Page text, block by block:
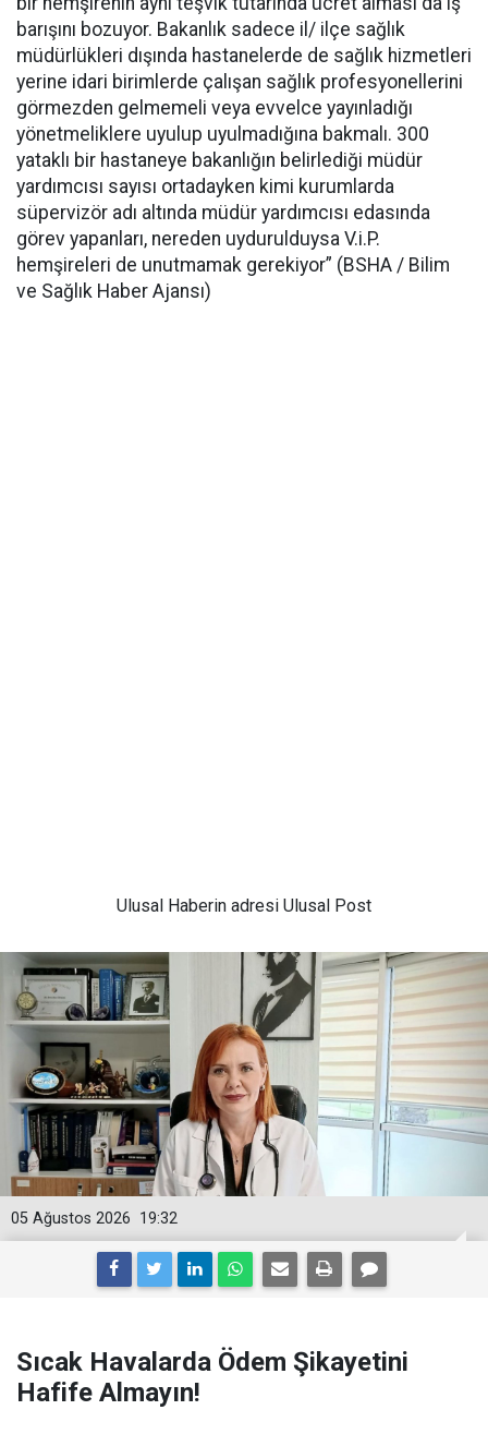
barışını bozuyor. Bakanlık sadece il/ ilçe sağlık
müdürlükleri dışında hastanelerde de sağlık hizmetleri
yerine idari birimlerde çalışan sağlık profesyonellerini
görmezden gelmemeli veya evvelce yayınladığı
yönetmeliklere uyulup uyulmadığına bakmalı. 300
yataklı bir hastaneye bakanlığın belirlediği müdür
yardımcısı sayısı ortadayken kimi kurumlarda
süpervizör adı altında müdür yardımcısı edasında
görev yapanları, nereden uydurulduysa V.i.P.
hemşireleri de unutmamak gerekiyor” (BSHA / Bilim
ve Sağlık Haber Ajansı)
Ulusal Haberin adresi Ulusal Post
19:32
05 Ağustos 2026
Sıcak Havalarda Ödem Şikayetini
Hafife Almayın!